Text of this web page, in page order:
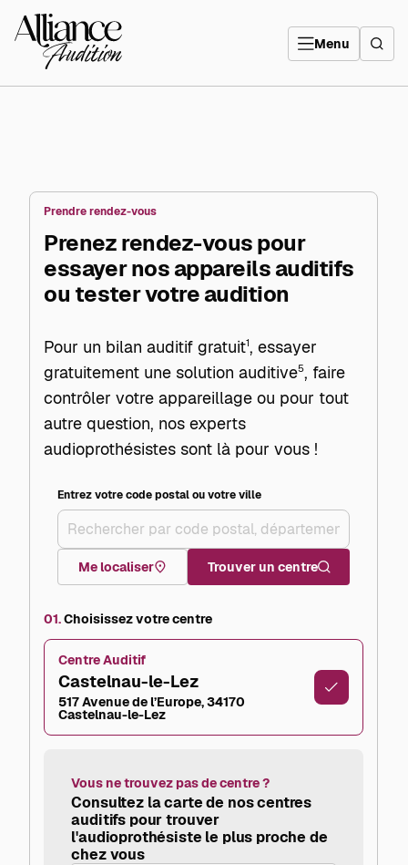
directement
contenu
Menu
Prendre rendez-vous
Prenez rendez-vous pour
essayer nos appareils auditifs
ou tester votre audition
Pour un bilan auditif gratuit1, essayer
gratuitement une solution auditive5, faire
contrôler votre appareillage ou pour tout
autre question, nos experts
audioprothésistes sont là pour vous !
Entrez votre code postal ou votre ville
Me localiser Trouver un centre
01.Choisissez votre centre
Centre Auditif
Castelnau-le-Lez
517 Avenue de l’Europe, 34170
Castelnau-le-Lez
Vous ne trouvez pas de centre ?
Consultez la carte de nos centres
auditifs pour trouver
l'audioprothésiste le plus proche de
chez vous